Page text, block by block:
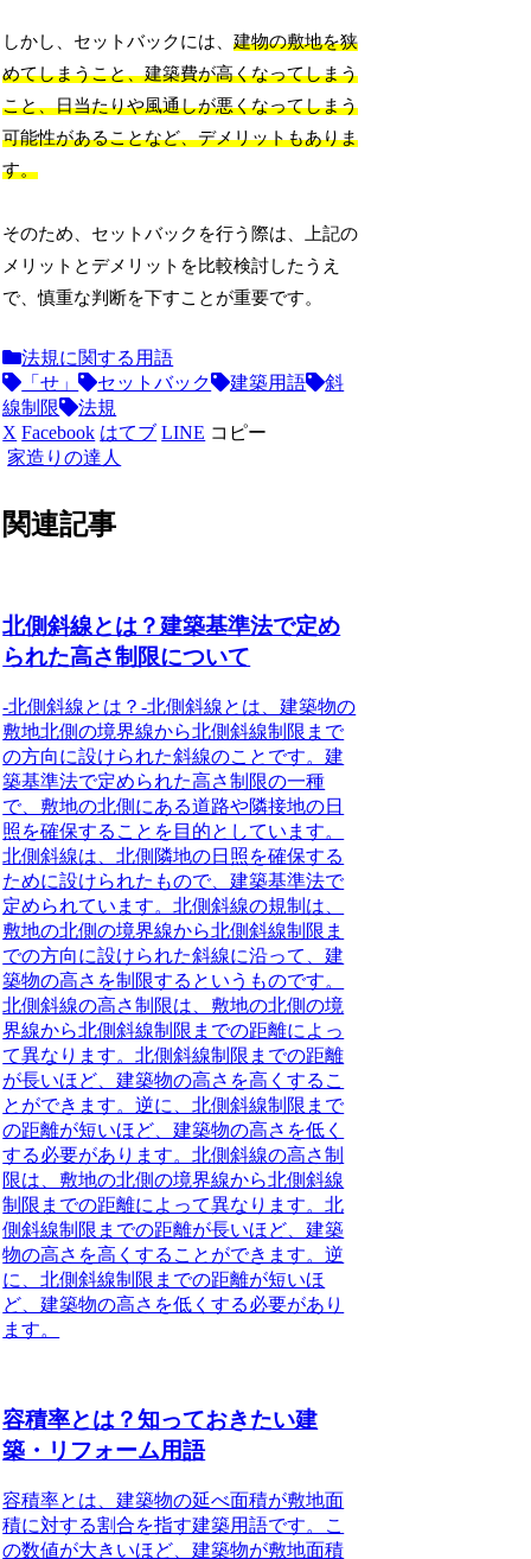
しかし、セットバックには、建物の敷地を狭
めてしまうこと、建築費が高くなってしまう
こと、日当たりや風通しが悪くなってしまう
可能性があることなど、デメリットもありま
す。
そのため、セットバックを行う際は、上記の
メリットとデメリットを比較検討したうえ
で、慎重な判断を下すことが重要です。
法規に関する用語
「せ」
セットバック 建築用語
斜
線制限
法規
X Facebook はてブ LINE コピー
家造りの達人
関連記事
北側斜線とは？建築基準法で定め
られた高さ制限について
-北側斜線とは？-北側斜線とは、建築物の
敷地北側の境界線から北側斜線制限まで
の方向に設けられた斜線のことです。建
築基準法で定められた高さ制限の一種
で、敷地の北側にある道路や隣接地の日
照を確保することを目的としています。
北側斜線は、北側隣地の日照を確保する
ために設けられたもので、建築基準法で
定められています。北側斜線の規制は、
敷地の北側の境界線から北側斜線制限ま
での方向に設けられた斜線に沿って、建
築物の高さを制限するというものです。
北側斜線の高さ制限は、敷地の北側の境
界線から北側斜線制限までの距離によっ
て異なります。北側斜線制限までの距離
が長いほど、建築物の高さを高くするこ
とができます。逆に、北側斜線制限まで
の距離が短いほど、建築物の高さを低く
する必要があります。北側斜線の高さ制
限は、敷地の北側の境界線から北側斜線
制限までの距離によって異なります。北
側斜線制限までの距離が長いほど、建築
物の高さを高くすることができます。逆
に、北側斜線制限までの距離が短いほ
ど、建築物の高さを低くする必要があり
ます。
容積率とは？知っておきたい建
築・リフォーム用語
容積率とは、建築物の延べ面積が敷地面
積に対する割合を指す建築用語です。こ
の数値が大きいほど、建築物が敷地面積